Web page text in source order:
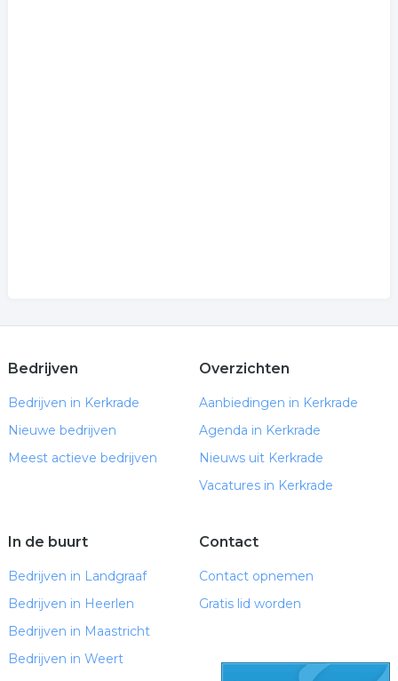
Bedrijven
Bedrijven in Kerkrade
Nieuwe bedrijven
Meest actieve bedrijven
Overzichten
Aanbiedingen in Kerkrade
Agenda in Kerkrade
Nieuws uit Kerkrade
Vacatures in Kerkrade
In de buurt
Bedrijven in Landgraaf
Bedrijven in Heerlen
Bedrijven in Maastricht
Bedrijven in Weert
Contact
Contact opnemen
Gratis lid worden